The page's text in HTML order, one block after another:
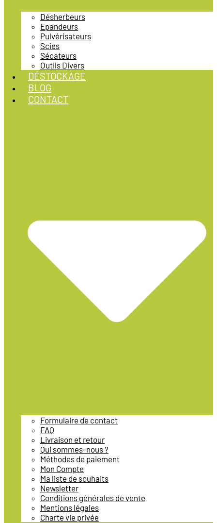
Désherbeurs
Epandeurs
Pulvérisateurs
Scies
Sécateurs
Outils Divers
DÉSTOCKAGE
BLOG
CONTACT
Formulaire de contact
FAQ
Livraison et retour
Qui sommes-nous ?
Méthodes de paiement
Mon Compte
Ma liste de souhaits
Newsletter
Conditions générales de vente
Mentions légales
Charte vie privée